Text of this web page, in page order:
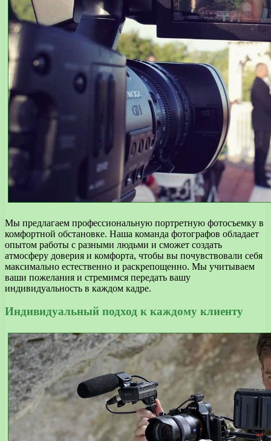
Мы предлагаем профессиональную портретную фотосъемку в
комфортной обстановке. Наша команда фотографов обладает
опытом работы с разными людьми и сможет создать
атмосферу доверия и комфорта, чтобы вы почувствовали себя
максимально естественно и раскрепощенно. Мы учитываем
ваши пожелания и стремимся передать вашу
индивидуальность в каждом кадре.
Индивидуальный подход к каждому клиенту